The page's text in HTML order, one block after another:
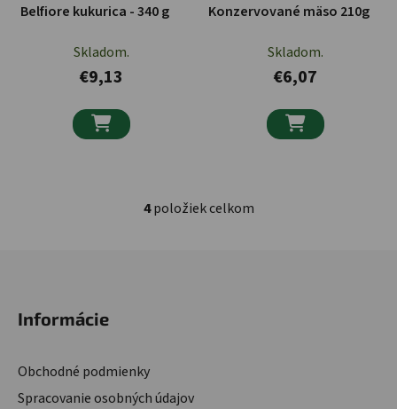
Belfiore kukurica - 340 g
Skladom.
€9,13

Konzervované mäso 210g
Skladom.
€6,07

Ovládacie prvky výpisu
4položiek celkom
Informácie
Obchodné podmienky
Spracovanie osobných údajov